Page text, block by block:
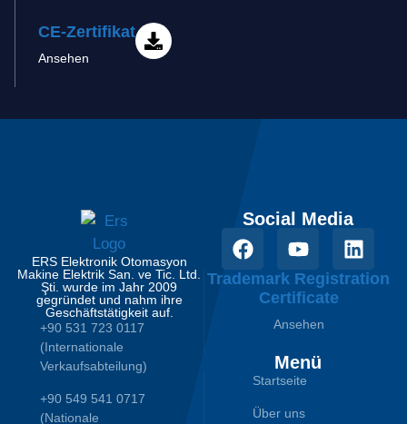
CE-Zertifikat
Ansehen
ERS Elektronik Otomasyon
Makine Elektrik San. ve Tic. Ltd.
Şti. wurde im Jahr 2009
gegründet und nahm ihre
Geschäftstätigkeit auf.
+90 531 723 0117
(Internationale
Verkaufsabteilung)
+90 549 541 0717
(Nationale
Social Media
Trademark Registration
Certificate
Ansehen
Menü
Startseite
Über uns